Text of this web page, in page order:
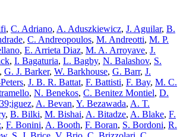
, C. Adriano, A. Aduszkiewicz, J. Aguilar, B.
, C. Andreopoulos, M. Andreotti, M. P.
, E. Arrieta Diaz, M. A. Arroyave, J.
, I. Bagaturia, L. Bagby, N. Balashov, S.
, G. J. Barker, W. Barkhouse, G. Barr, J.
, J. B. R. Battat, F. Battisti, F. Bay, M. C.
, N. Benekos, C. Benitez Montiel, D.
, A. Bevan, Y. Bezawada, A. T.
, B. Bilki, M. Bishai, A. Bitadze, A. Blake, F.
, F. Bonini, A. Booth, F. Boran, S. Bordoni, R.